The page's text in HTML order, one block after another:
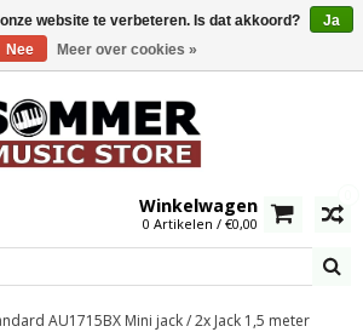
Winkelwagen
0 Artikelen / €0,00
AU1715BX Mini jack / 2x Jack 1,5 meter
website te verbeteren. Is dat akkoord?
Ja
Nee
Meer over cookies »